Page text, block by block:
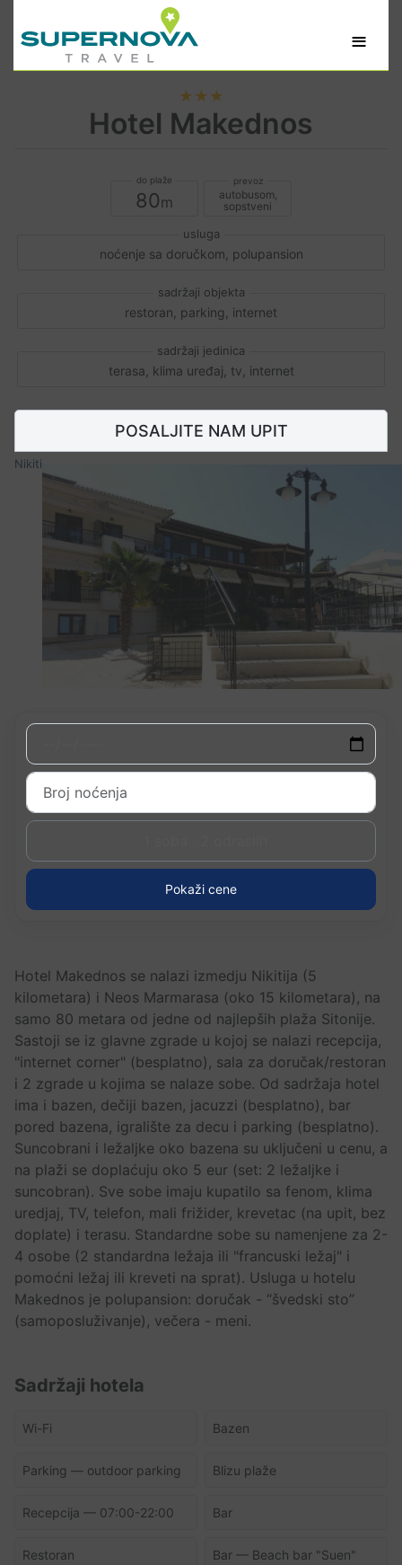
≡
★★★
Hotel Makednos
80
autobusom,
sopstveni
noćenje sa doručkom, polupansion
restoran, parking, internet
terasa, klima uređaj, tv, internet
POSALJITE NAM UPIT
Nikiti
Pokaži cene
Hotel Makednos se nalazi izmedju Nikitija (5
kilometara) i Neos Marmarasa (oko 15 kilometara), na
samo 80 metara od jedne od najlepših plaža Sitonije.
Sastoji se iz glavne zgrade u kojoj se nalazi recepcija,
"internet corner" (besplatno), sala za doručak/restoran
i 2 zgrade u kojima se nalaze sobe. Od sadržaja hotel
ima i bazen, dečiji bazen, jacuzzi (besplatno), bar
pored bazena, igralište za decu i parking (besplatno).
Suncobrani i ležaljke oko bazena su uključeni u cenu, a
na plaži se doplaćuju oko 5 eur (set: 2 ležaljke i
suncobran). Sve sobe imaju kupatilo sa fenom, klima
uredjaj, TV, telefon, mali frižider, krevetac (na upit, bez
doplate) i terasu. Standardne sobe su namenjene za 2-
4 osobe (2 standardna ležaja ili "francuski ležaj" i
pomoćni ležaj ili kreveti na sprat). Usluga u hotelu
Makednos je polupansion: doručak - “švedski sto”
(samoposluživanje), večera - meni.
Sadržaji hotela
Wi-Fi Bazen
Parking — outdoor parking Blizu plaže
Recepcija — 07:00-22:00 Bar
Restoran Bar — Beach bar "Suen"